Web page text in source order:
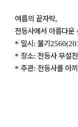
여름의 끝자락,
전등사에서 아름다
* 일시: 불기
* 장소: 전등사 무설전
* 주관: 전등사를 아